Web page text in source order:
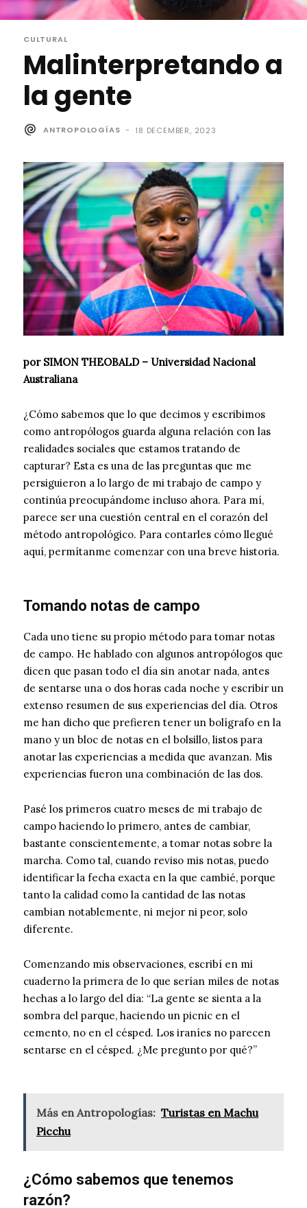
CULTURAL
Malinterpretando a
la gente
ANTROPOLOGÍAS - 18 DECEMBER, 2023
por SIMON THEOBALD – Universidad Nacional
Australiana
¿Cómo sabemos que lo que decimos y escribimos
como antropólogos guarda alguna relación con las
realidades sociales que estamos tratando de
capturar? Esta es una de las preguntas que me
persiguieron a lo largo de mi trabajo de campo y
continúa preocupándome incluso ahora. Para mí,
parece ser una cuestión central en el corazón del
método antropológico. Para contarles cómo llegué
aquí, permítanme comenzar con una breve historia.
Tomando notas de campo
Cada uno tiene su propio método para tomar notas
de campo. He hablado con algunos antropólogos que
dicen que pasan todo el día sin anotar nada, antes
de sentarse una o dos horas cada noche y escribir un
extenso resumen de sus experiencias del día. Otros
me han dicho que prefieren tener un bolígrafo en la
mano y un bloc de notas en el bolsillo, listos para
anotar las experiencias a medida que avanzan. Mis
experiencias fueron una combinación de las dos.
Pasé los primeros cuatro meses de mi trabajo de
campo haciendo lo primero, antes de cambiar,
bastante conscientemente, a tomar notas sobre la
marcha. Como tal, cuando reviso mis notas, puedo
identificar la fecha exacta en la que cambié, porque
tanto la calidad como la cantidad de las notas
cambian notablemente, ni mejor ni peor, solo
diferente.
Comenzando mis observaciones, escribí en mi
cuaderno la primera de lo que serían miles de notas
hechas a lo largo del día: “La gente se sienta a la
sombra del parque, haciendo un picnic en el
cemento, no en el césped. Los iraníes no parecen
sentarse en el césped. ¿Me pregunto por qué?”
Más en Antropologías: Turistas en Machu
Picchu
¿Cómo sabemos que tenemos
razón?